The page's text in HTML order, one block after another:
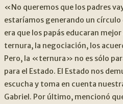
«No queremos que los padres
estaríamos generando un
era que los papás educaran
ternura, la negociación, los
Pero, la «ternura» no es sólo
para el Estado. El Estado nos
escucha y toma en cuenta
Gabriel. Por último, mencionó